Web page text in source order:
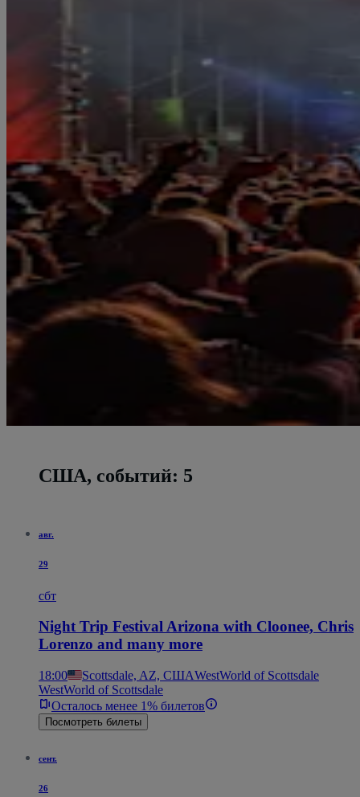
США, событий: 5
авг.
29
сбт
Night Trip Festival Arizona with Cloonee, Chris
Lorenzo and many more
18:00 Scottsdale, AZ, СШАWestWorld of Scottsdale
WestWorld of Scottsdale
Осталось менее 1% билетов
Посмотреть билеты
сент.
26